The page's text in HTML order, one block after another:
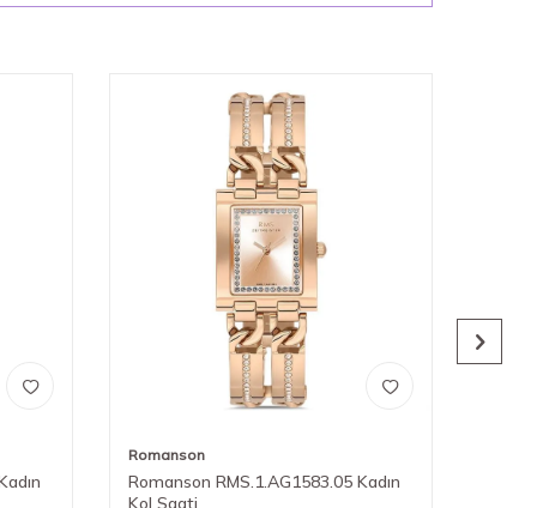
Romanson
Romanson RMS.1.AG1583.05 Kadın
Kol Saati